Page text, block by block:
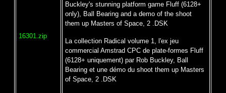
16301.zip
Buckley's stunning platform game Fluff (6128+
only), Ball Bearing and a demo of the shoot
them up Masters of Space, 2 .DSK
La collection Radical volume 1, l'ex jeu
commercial Amstrad CPC de plate-formes Fluff
(6128+ uniquement) par Rob Buckley, Ball
Bearing et une démo du shoot them up Masters
of Space, 2 .DSK